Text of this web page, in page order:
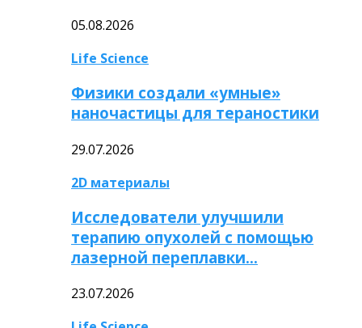
05.08.2026
Life Science
Физики создали «умные»
наночастицы для тераностики
29.07.2026
2D материалы
Исследователи улучшили
терапию опухолей с помощью
лазерной переплавки…
23.07.2026